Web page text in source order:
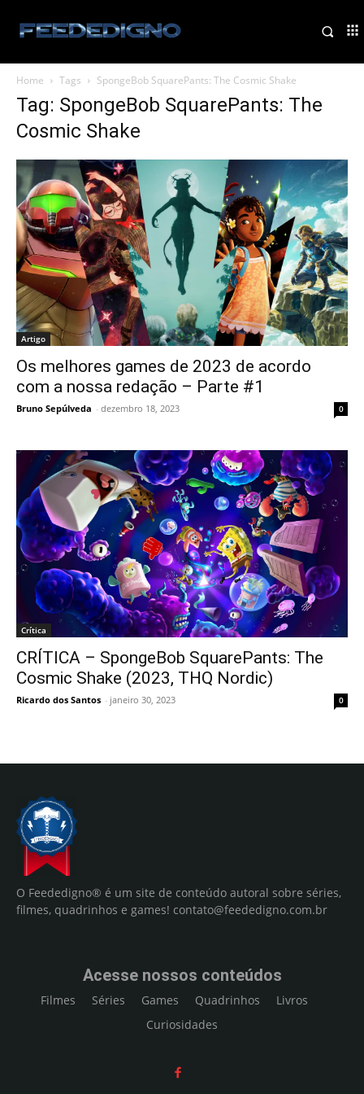
Home Tags SpongeBob SquarePants: The Cosmic Shake
Tag: SpongeBob SquarePants: The
Cosmic Shake
Artigo
Os melhores games de 2023 de acordo
com a nossa redação – Parte #1
Bruno Sepúlveda - dezembro 18, 2023 0
Crítica
CRÍTICA – SpongeBob SquarePants: The
Cosmic Shake (2023, THQ Nordic)
Ricardo dos Santos - janeiro 30, 2023 0
O Feededigno® é um site de conteúdo autoral sobre séries,
filmes, quadrinhos e games! contato@feededigno.com.br
Acesse nossos conteúdos
Filmes Séries Games Quadrinhos
Livros
Curiosidades